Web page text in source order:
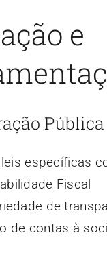
e
Pública
específicas
Fiscal
de
de contas à